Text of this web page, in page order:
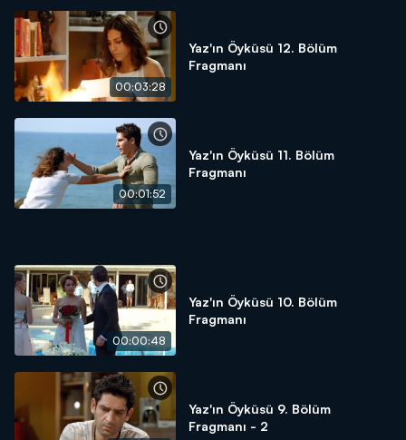
00:03:28
Yaz'ın Öyküsü 12. Bölüm
Fragmanı
00:01:52
Yaz'ın Öyküsü 11. Bölüm
Fragmanı
00:00:48
Yaz'ın Öyküsü 10. Bölüm
Fragmanı
Yaz'ın Öyküsü 9. Bölüm
Fragmanı - 2